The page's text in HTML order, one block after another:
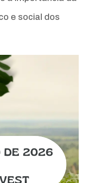
e social dos